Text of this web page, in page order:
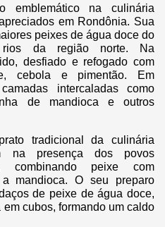
emblemático na culinária
em Rondônia. Sua
peixes de água doce do
rios da região norte. Na
desfiado e refogado com
cebola e pimentão. Em
intercaladas como
de mandioca e outros
tradicional da culinária
na presença dos povos
combinando peixe com
mandioca. O seu preparo
de peixe de água doce,
cubos, formando um caldo